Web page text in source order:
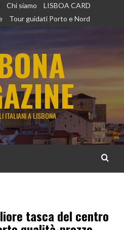
Chi siamo
LISBOA CARD
Tour guidati Porto e Nord
ITALIANI A LISBONA
tasca del centro